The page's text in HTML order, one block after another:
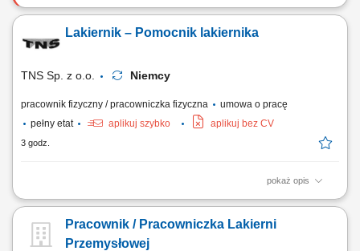
Nasz klient to firma skupiająca się na produkcji nowoczesnych składów
pociągów wysokich prędkości. Aktualnie poszukują doświadczonych
lakierników w celu realizacji bieżących zamówień. Do zadań
Lakiernik – Pomocnik lakiernika
TNS Sp. z o.o. Niemcy
pracownik fizyczny / pracowniczka fizyczna
umowa o pracę
pełny etat
aplikuj szybko aplikuj bez CV
3 godz.
pokaż opis
OPIS STANOWISKA: malowanie natryskowe pistoletem; poprawki
przed malowaniem – czyszczenie, szpachlowanie, oklejanie;
wykonywanie napraw powłok lakierniczych. WYMAGANIA:
Pracownik / Pracowniczka Lakierni
Przemysłowej